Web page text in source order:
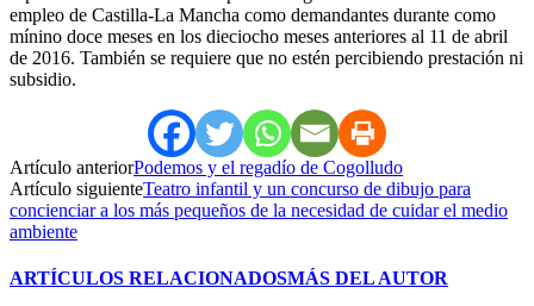
empleo de Castilla-La Mancha como demandantes durante como
mínino doce meses en los dieciocho meses anteriores al 11 de abril
de 2016. También se requiere que no estén percibiendo prestación ni
subsidio.
Artículo anteriorPodemos y el regadío de Cogolludo
Artículo siguienteTeatro infantil y un concurso de dibujo para
concienciar a los más pequeños de la necesidad de cuidar el medio
ambiente
ARTÍCULOS RELACIONADOSMÁS DEL AUTOR